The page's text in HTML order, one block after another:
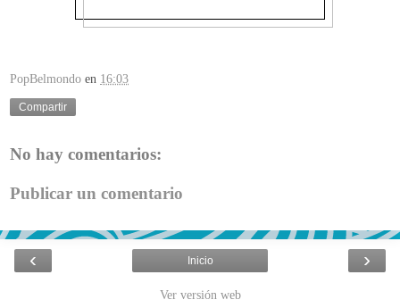
PopBelmondo en 16:03
Compartir
No hay comentarios:
Publicar un comentario
‹ ›
Inicio
Ver versión web